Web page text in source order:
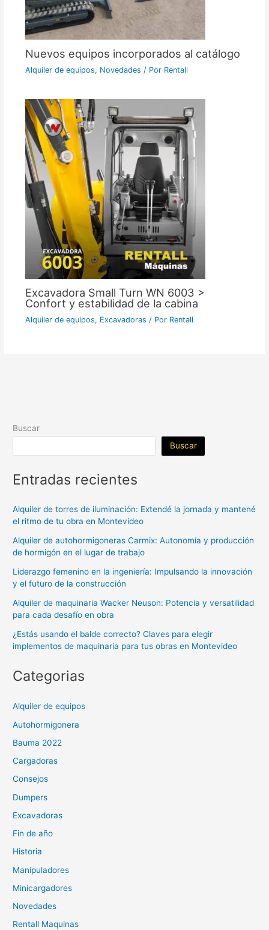
Nuevos equipos incorporados al catálogo
Alquiler de equipos, Novedades / Por Rentall
Excavadora Small Turn WN 6003 >
Confort y estabilidad de la cabina
Alquiler de equipos, Excavadoras / Por Rentall
Buscar
Buscar
Entradas recientes
Alquiler de torres de iluminación: Extendé la jornada y mantené
el ritmo de tu obra en Montevideo
Alquiler de autohormigoneras Carmix: Autonomía y producción
de hormigón en el lugar de trabajo
Liderazgo femenino en la ingeniería: Impulsando la innovación
y el futuro de la construcción
Alquiler de maquinaria Wacker Neuson: Potencia y versatilidad
para cada desafío en obra
¿Estás usando el balde correcto? Claves para elegir
implementos de maquinaria para tus obras en Montevideo
Categorias
Alquiler de equipos
Autohormigonera
Bauma 2022
Cargadoras
Consejos
Dumpers
Excavadoras
Fin de año
Historia
Manipuladores
Minicargadores
Novedades
Rentall Maquinas